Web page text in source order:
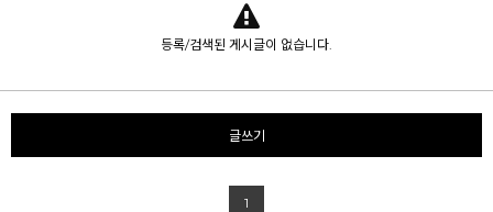
등록/검색된 게시글이 없습니다.
글쓰기
1